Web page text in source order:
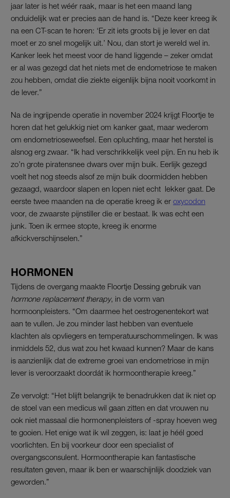
jaar later is het wéér raak, maar is het een maand lang
onduidelijk wat er precies aan de hand is. “Deze keer kreeg ik
na een CT-scan te horen: ‘Er zit iets groots bij je lever en dat
moet er zo snel mogelijk uit.’ Nou, dan stort je wereld wel in.
Kanker leek het meest voor de hand liggende – zeker omdat
er al was gezegd dat het niets met de endometriose te maken
zou hebben, omdat die ziekte eigenlijk bijna nooit voorkomt in
de lever.”
Na de ingrijpende operatie in november 2024 krijgt Floortje te
horen dat het gelukkig niet om kanker gaat, maar wederom
om endometrioseweefsel. Een opluchting, maar het herstel is
alsnog erg zwaar. “Ik had verschrikkelijk veel pijn. En nu heb ik
zo’n grote piratensnee dwars over mijn buik. Eerlijk gezegd
voelt het nog steeds alsof ze mijn buik doormidden hebben
gezaagd, waardoor slapen en lopen niet echt ­ lekker gaat. De
eerste twee maanden na de operatie kreeg ik er oxycodon
voor, de zwaarste pijnstiller die er bestaat. Ik was echt een
junk. Toen ik ermee stopte, kreeg ik enorme
afkickverschijnselen.”
HORMONEN
Tijdens de overgang maakte Floortje Dessing gebruik van
hormone replacement therapy, in de vorm van
hormoonpleisters. “Om daarmee het oestrogenentekort wat
aan te vullen. Je zou minder last hebben van eventuele
klachten als opvliegers en temperatuurschommelingen. Ik was
inmiddels 52, dus wat zou het kwaad kunnen? Maar de kans
is aanzienlijk dat de extreme groei van endometriose in mijn
lever is veroorzaakt doordát ik hormoontherapie kreeg.”
Ze vervolgt: “Het blijft belangrijk te benadrukken dat ik niet op
de stoel van een medicus wil gaan zitten en dat vrouwen nu
ook niet massaal die hormonenpleisters of -spray hoeven weg
te gooien. Het enige wat ik wil zeggen, is: laat je héél goed
voorlichten. En bij voorkeur door een specialist of
overgangsconsulent. Hormoontherapie kan fantastische
resultaten geven, maar ik ben er waarschijnlijk doodziek van
geworden.”